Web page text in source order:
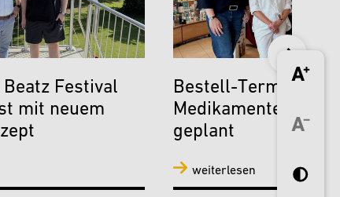
Festival
mit neuem
Bestell-Terminal für
Medikamente in
geplant
weiterlesen